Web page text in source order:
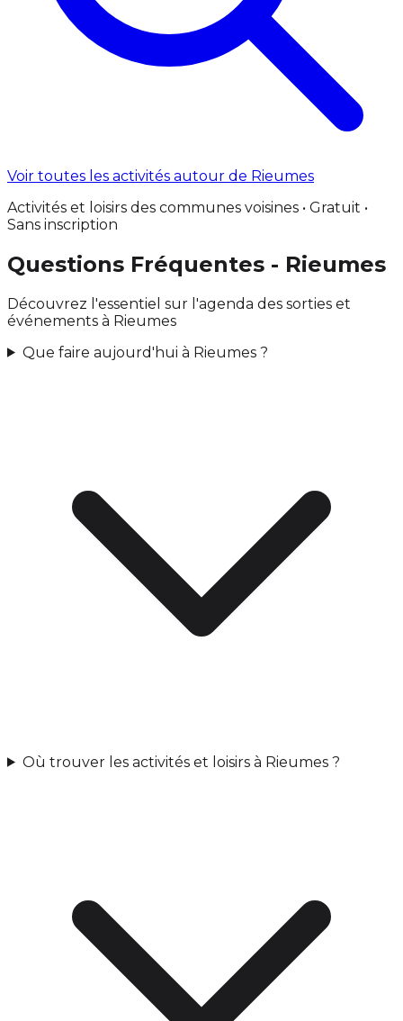
Voir toutes les activités autour de Rieumes
Activités et loisirs des communes voisines • Gratuit •
Sans inscription
Questions Fréquentes - Rieumes
Découvrez l'essentiel sur l'agenda des sorties et
événements à Rieumes
Que faire aujourd'hui à Rieumes ?
Où trouver les activités et loisirs à Rieumes ?